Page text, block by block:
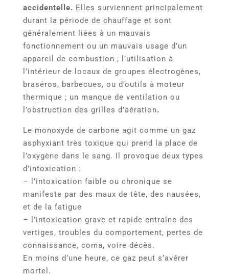
accidentelle. Elles surviennent principalement
durant la période de chauffage et sont
généralement liées à un mauvais
fonctionnement ou un mauvais usage d’un
appareil de combustion ; l’utilisation à
l’intérieur de locaux de groupes électrogènes,
braséros, barbecues, ou d’outils à moteur
thermique ; un manque de ventilation ou
l’obstruction des grilles d’aération.
Le monoxyde de carbone agit comme un gaz
asphyxiant très toxique qui prend la place de
l’oxygène dans le sang. Il provoque deux types
d’intoxication :
– l’intoxication faible ou chronique se
manifeste par des maux de tête, des nausées,
et de la fatigue
– l’intoxication grave et rapide entraîne des
vertiges, troubles du comportement, pertes de
connaissance, coma, voire décès.
En moins d’une heure, ce gaz peut s’avérer
mortel.